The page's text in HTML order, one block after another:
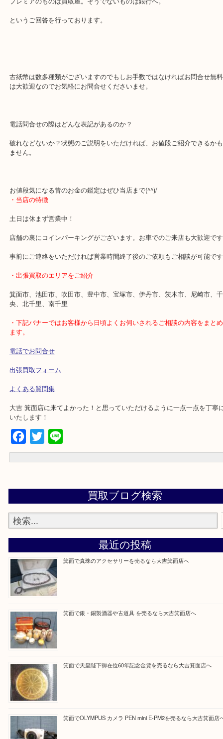
というご回答を行っております。
古紙幣は数多種類がございますのでもしお手数ではなければお問合
は大歓迎なのでお気軽にお問合せくださいませ。
電話問合せの際はどんな表記があるのか？
破れなどないか？状態のご説明をいただければ、お値段ご紹介でき
ません。
・当店の特徴
土日は休まず営業中！
事前にご連絡をいただければ営業時間終了後のご依頼もご相談が可
・出張買取のエリアをご紹介
央、北千里、南千里
・下記バナーではお客様から日頃よくお伺いされるご相談の内容を
ます。
電話でお問合せ
大吉 箕面店に来てよかった！と思っていただけるように一点一点
Facebook
Twitter
Line
箕面で真珠のアクセサリーを売るなら大吉箕面店へ
箕面で銀・錫製酒器や古道具 を売るなら大吉箕面店へ